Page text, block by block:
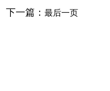
下一篇： 最后一页